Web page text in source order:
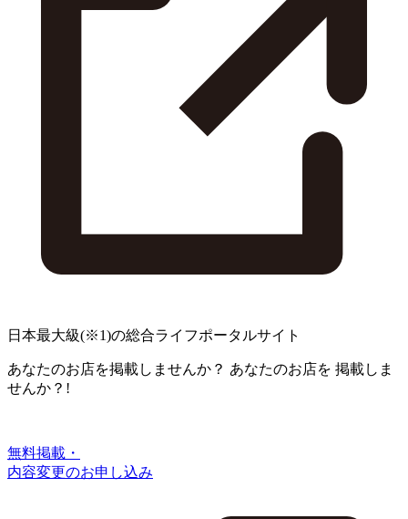
日本最大級(※1)の総合ライフポータルサイト
あなたのお店を掲載しませんか？ あなたのお店を 掲載しま
せんか？!
無料掲載・
内容変更のお申し込み